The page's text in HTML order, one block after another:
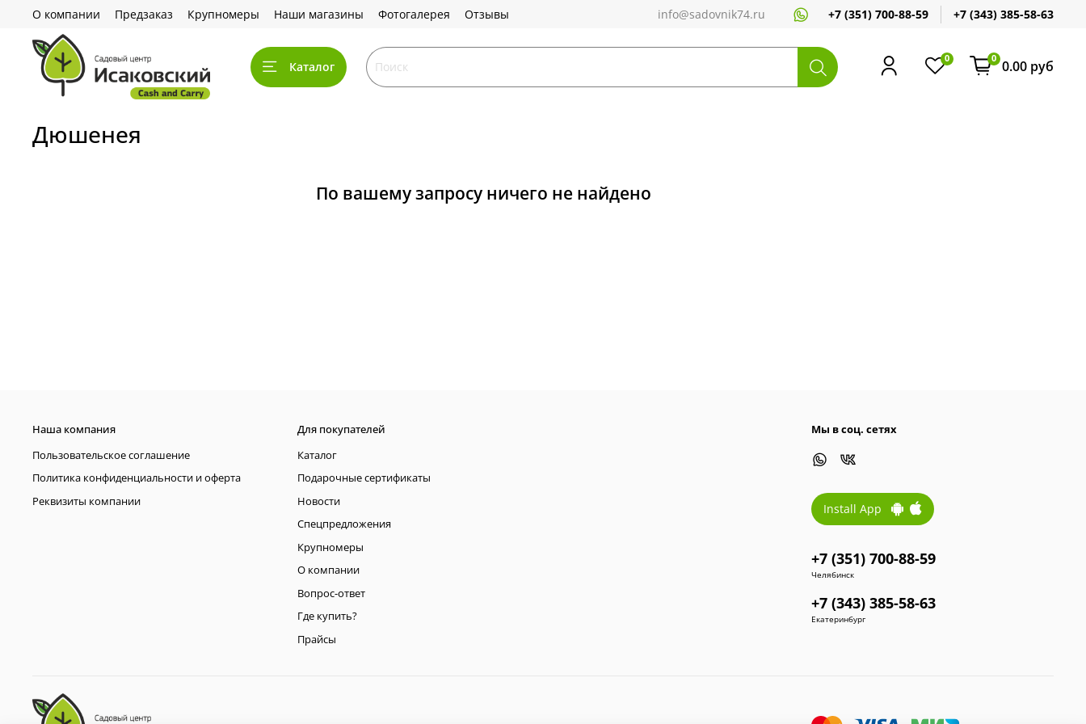
О компании Предзаказ Крупномеры Наши магазины Фотогалерея Отзывы info@sadovnik74.ru +7 (351) 700-88-59 +7 (343) 385-58-63
Каталог
0 0 0.00 руб
Дюшенея
По вашему запросу ничего не найдено
Наша компания
Пользовательское соглашение
Политика конфиденциальности и оферта
Реквизиты компании
Для покупателей
Каталог
Подарочные сертификаты
Новости
Спецпредложения
Крупномеры
О компании
Вопрос-ответ
Где купить?
Прайсы
Мы в соц. сетях
Install App
+7 (351) 700-88-59
Челябинск
+7 (343) 385-58-63
Екатеринбург